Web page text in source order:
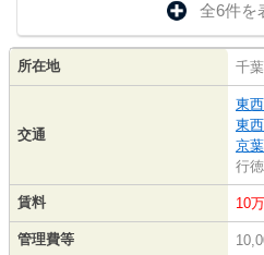
全6件を
所在地 千
交通
東
東
京
行
賃料 10
管理費等